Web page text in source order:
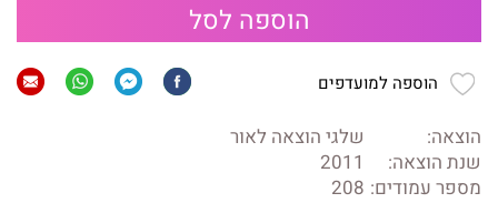
הוספה לסל
הוספה למועדפים
הוצאה:
שלגי הוצאה לאור
שנת הוצאה:
2011
מספר עמודים: 208